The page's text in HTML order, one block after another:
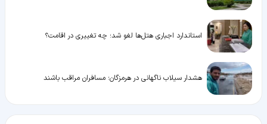
استاندارد اجباری هتل‌ها لغو شد؛ چه تغییری در اقامت؟
هشدار سیلاب ناگهانی در هرمزگان؛ مسافران مراقب باشند